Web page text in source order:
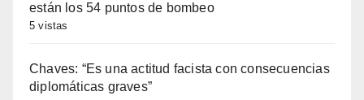
están los 54 puntos de bombeo
5 vistas
Chaves: “Es una actitud facista con consecuencias
diplomáticas graves”